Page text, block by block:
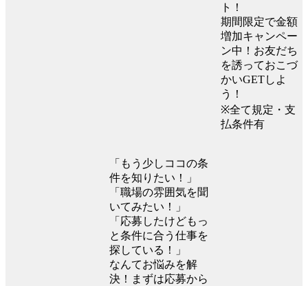
ト！
期間限定で金額
増加キャンペー
ン中！お友だち
を誘っておこづ
かいGETしよ
う！
※全て規定・支
払条件有
「もう少しココの条
件を知りたい！」
「職場の雰囲気を聞
いてみたい！」
「応募したけどもっ
と条件に合う仕事を
探している！」
なんてお悩みを解
決！まずは応募から